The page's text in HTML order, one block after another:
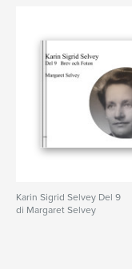
Karin Sigrid Selvey Del 9
di Margaret Selvey